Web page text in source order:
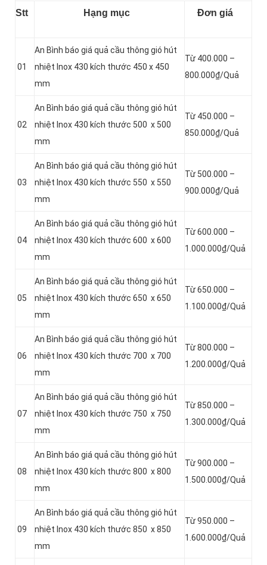
Stt Hạng mục Đơn giá
01
An Bình báo giá quả cầu thông gió hút
nhiệt Inox 430 kích thước 450 x 450
mm
Từ 400.000 –
800.000₫/Quả
02
An Bình báo giá quả cầu thông gió hút
nhiệt Inox 430 kích thước 500 x 500
mm
Từ 450.000 –
850.000₫/Quả
03
An Bình báo giá quả cầu thông gió hút
nhiệt Inox 430 kích thước 550 x 550
mm
Từ 500.000 –
900.000₫/Quả
04
An Bình báo giá quả cầu thông gió hút
nhiệt Inox 430 kích thước 600 x 600
mm
Từ 600.000 –
1.000.000₫/Quả
05
An Bình báo giá quả cầu thông gió hút
nhiệt Inox 430 kích thước 650 x 650
mm
Từ 650.000 –
1.100.000₫/Quả
06
An Bình báo giá quả cầu thông gió hút
nhiệt Inox 430 kích thước 700 x 700
mm
Từ 800.000 –
1.200.000₫/Quả
07
An Bình báo giá quả cầu thông gió hút
nhiệt Inox 430 kích thước 750 x 750
mm
Từ 850.000 –
1.300.000₫/Quả
08
An Bình báo giá quả cầu thông gió hút
nhiệt Inox 430 kích thước 800 x 800
mm
Từ 900.000 –
1.500.000₫/Quả
09
An Bình báo giá quả cầu thông gió hút
nhiệt Inox 430 kích thước 850 x 850
mm
Từ 950.000 –
1.600.000₫/Quả